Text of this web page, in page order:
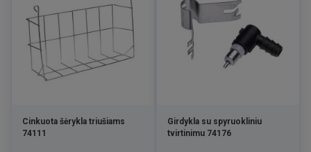
Cinkuota šėrykla triušiams
74111
Girdykla su spyruokliniu
tvirtinimu 74176